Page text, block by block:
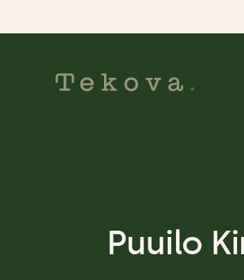
Puuilo